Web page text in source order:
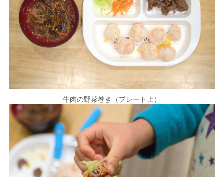
牛肉の野菜巻き（プレート上）